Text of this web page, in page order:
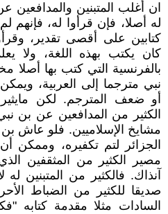
ان أغلب المتبنين والمدافعين
له أصلا، فإن قرأوا له، فإنهم
كتابين على أقصى تقدير،
كان يكتب بهذه اللغة، ولا
بالفرنسية التي كتب بها أصلا
نبي مترجما إلى العربية،
أو ضعف المترجم. لكن
الكثير من المدافعين عن بن
مشايخ الإسلاميين. فلو عاش
الجزائر لتم تكفيره،
مصير الكثير من المثقفين الذي
آنذاك. فالكثير من المتبنين
صديقا للكثير من الضباط
السادات مثلا مقدمة كتابه